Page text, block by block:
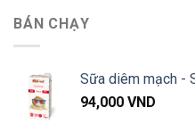
BÁN CHẠY
Sữa diêm mạch -
94,000 VND